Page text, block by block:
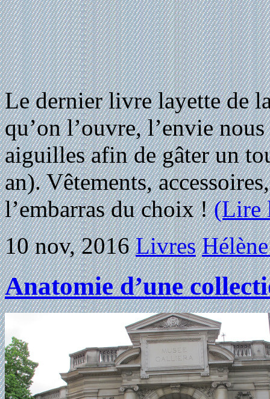
Le dernier livre layette de
qu’on l’ouvre, l’envie
aiguilles afin de gâter un
an). Vêtements,
l’embarras du choix !(Lire
10 nov, 2016 Livres
Anatomie d’une